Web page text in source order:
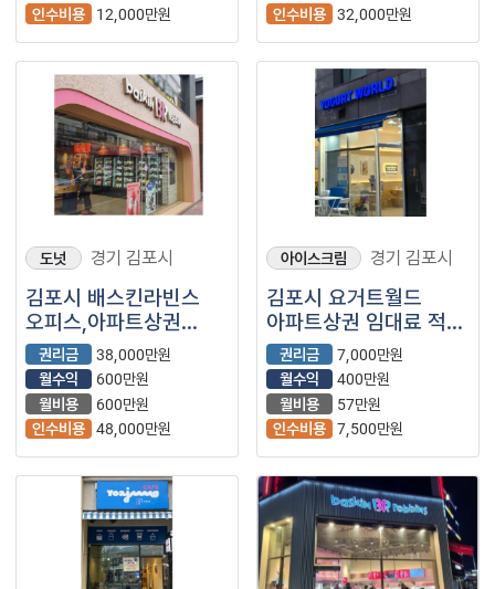
인수비용
12,000만원
인수비용 32,000만원
도넛 경기 김포시
김포시 배스킨라빈스
오피스,아파트상권
월매출 4700만원
나오는 최신버전
매장입니다
권리금
38,000만원
월수익
600만원
월비용
600만원
인수비용 48,000만원
아이스크림 경기 김포시
김포시 요거트월드
아파트상권 임대료 적은
깔끔한 매장입니다
권리금
7,000만원
월수익
400만원
월비용
57만원
인수비용 7,500만원